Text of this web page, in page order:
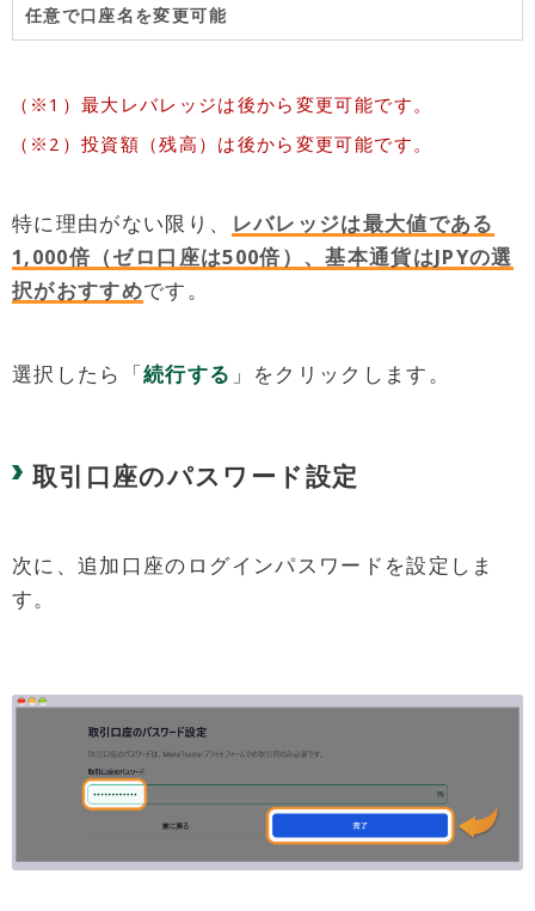
任意で口座名を変更可能
最大レバレッジは後から変更可能です。
投資額（残高）は後から変更可能です。
特に理由がない限り、
レバレッジは最大値である
1,000倍（ゼロ口座は500倍）、基本通貨はJPYの選
択がおすすめです。
選択したら「続行する 」をクリックします。
取引口座のパスワード設定
次に、追加口座のログインパスワードを設定しま
す。